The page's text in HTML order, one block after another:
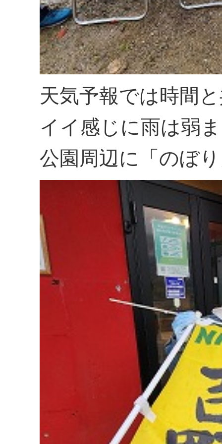
天気予報では時間
イイ感じに雨は弱
公園周辺に「のぼ